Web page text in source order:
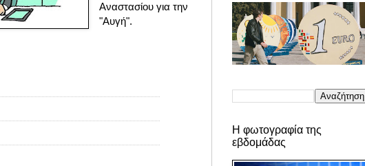
Αναστασίου για την
"Αυγή".
Η φωτογραφία της
εβδομάδας